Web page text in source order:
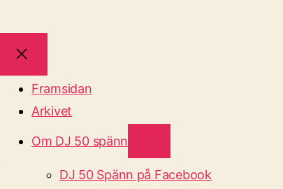
Framsidan
Arkivet
Om DJ 50 spänn
DJ 50 Spänn på Facebook